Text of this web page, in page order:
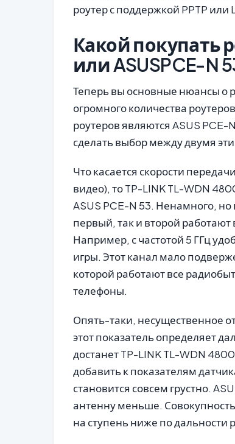
роутер с поддержкой PPTP или
Какой покупать
или ASUSPCE-N
Теперь вы основные нюансы о
огромного количества
роутеров являются ASUS
сделать выбор между двумя
Что касается скорости
видео), то TP-LINK TL-WDN
ASUS PCE-N 53. Ненамного,
первый, так и второй работают
Например, с частотой 5 ГГц
игры. Этот канал мало
которой работают все
телефоны.
Опять-таки, несущественное
этот показатель определяет
достанет TP-LINK TL-WDN
добавить к показателям
становится совсем грустно.
антенну меньше.
на ступень ниже по дальности